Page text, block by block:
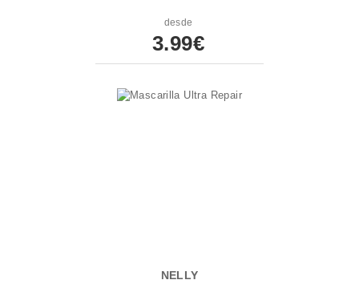
desde
3.99€
NELLY